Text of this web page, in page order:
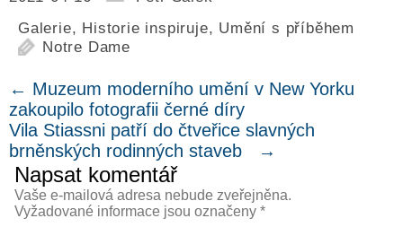
Galerie, Historie inspiruje, Umění s příběhem
Notre Dame
← Muzeum moderního umění v New Yorku
zakoupilo fotografii černé díry
Vila Stiassni patří do čtveřice slavných
brněnských rodinných staveb
→
Napsat komentář
Vaše e-mailová adresa nebude zveřejněna.
Vyžadované informace jsou označeny *